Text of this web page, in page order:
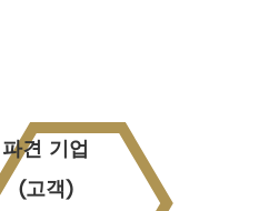
파견 기업
(고객)